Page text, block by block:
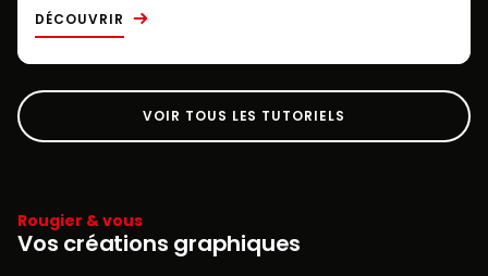
DÉCOUVRIR
VOIR TOUS LES TUTORIELS
Rougier & vous
Vos créations graphiques